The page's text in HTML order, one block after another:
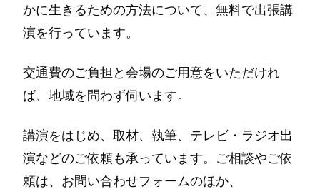
かに生きるための方法について、無料で出張講
演を行っています。
交通費のご負担と会場のご用意をいただけれ
ば、地域を問わず伺います。
講演をはじめ、取材、執筆、テレビ・ラジオ出
演などのご依頼も承っています。ご相談やご依
頼は、お問い合わせフォームのほか、